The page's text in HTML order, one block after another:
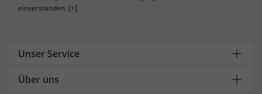
einverstanden. [+]
Unser Service
Über uns